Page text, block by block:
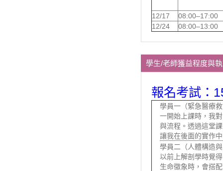
12/17
08:00–17:00
12/24
08:00–13:00
學生/老師獲益程度與
報名考試：
學員一（緊急醫療
一開始上課時，我
與流程。透過這堂
讓我在後面的實作
學員二（人體構造
以前上解剖學時覺
生命徵象時，會搭